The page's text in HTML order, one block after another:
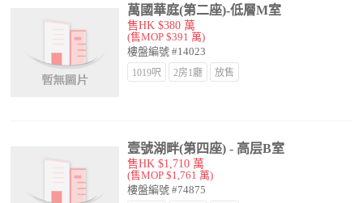
萬國華庭(第二座)-低層M室
售HK $380 萬
(售MOP $391 萬)
樓盤編號 #14023
1019呎 2房1廳 放售
壹號湖畔(第四座) - 高层B室
售HK $1,710 萬
(售MOP $1,761 萬)
樓盤編號 #74875